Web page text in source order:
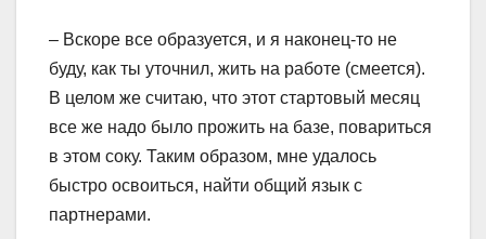
– Вскоре все образуется, и я наконец-то не
буду, как ты уточнил, жить на работе (смеется).
В целом же считаю, что этот стартовый месяц
все же надо было прожить на базе, повариться
в этом соку. Таким образом, мне удалось
быстро освоиться, найти общий язык с
партнерами.